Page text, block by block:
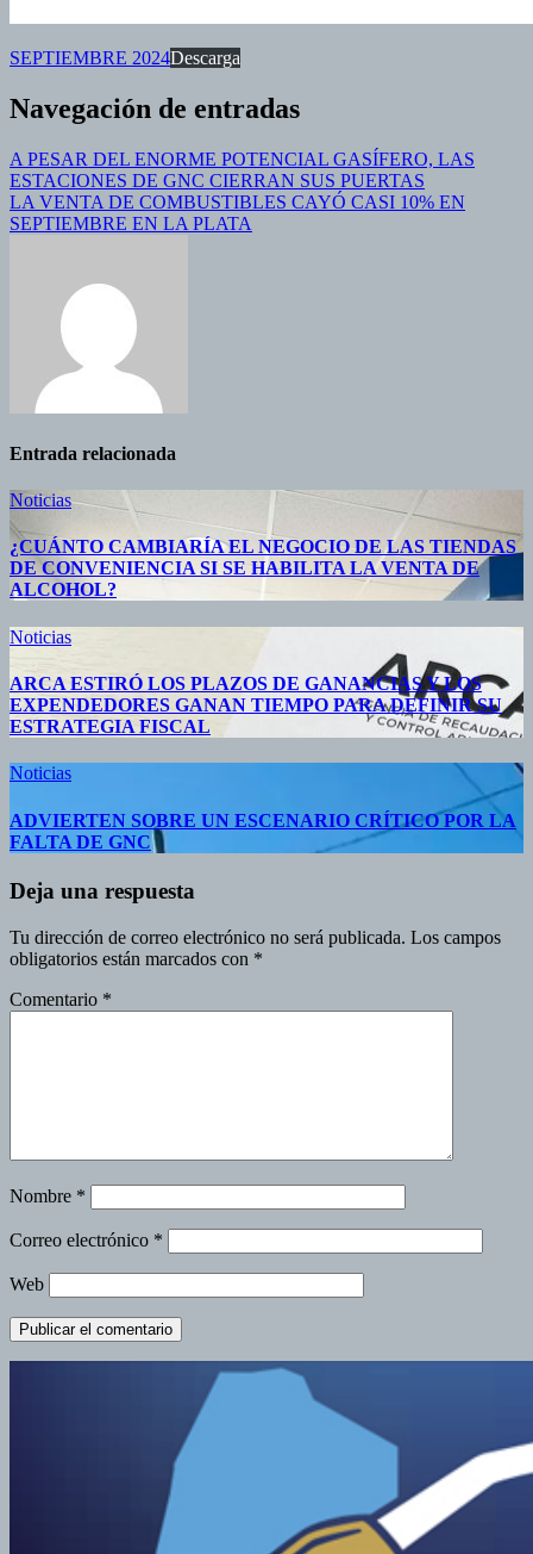
SEPTIEMBRE 2024Descarga
Navegación de entradas
A PESAR DEL ENORME POTENCIAL GASÍFERO, LAS
ESTACIONES DE GNC CIERRAN SUS PUERTAS
LA VENTA DE COMBUSTIBLES CAYÓ CASI 10% EN
SEPTIEMBRE EN LA PLATA
Entrada relacionada
Noticias
¿CUÁNTO CAMBIARÍA EL NEGOCIO DE LAS TIENDAS
DE CONVENIENCIA SI SE HABILITA LA VENTA DE
ALCOHOL?
Noticias
ARCA ESTIRÓ LOS PLAZOS DE GANANCIAS Y LOS
EXPENDEDORES GANAN TIEMPO PARA DEFINIR SU
ESTRATEGIA FISCAL
Noticias
ADVIERTEN SOBRE UN ESCENARIO CRÍTICO POR LA
FALTA DE GNC
Deja una respuesta
Tu dirección de correo electrónico no será publicada. Los campos
obligatorios están marcados con *
Comentario *
Nombre *
Correo electrónico *
Web